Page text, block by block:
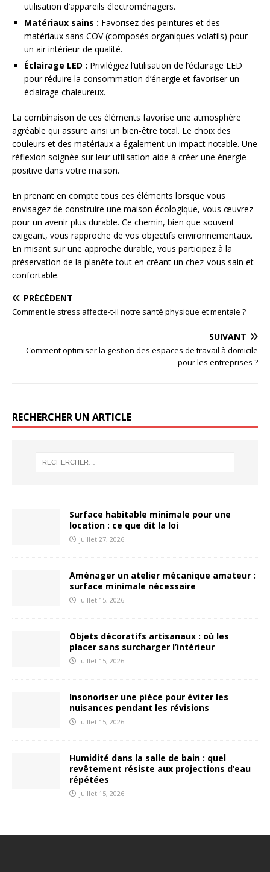
utilisation d’appareils électroménagers.
Matériaux sains : Favorisez des peintures et des
matériaux sans COV (composés organiques volatils) pour
un air intérieur de qualité.
Éclairage LED : Privilégiez l’utilisation de l’éclairage LED
pour réduire la consommation d’énergie et favoriser un
éclairage chaleureux.
La combinaison de ces éléments favorise une atmosphère
agréable qui assure ainsi un bien-être total. Le choix des
couleurs et des matériaux a également un impact notable. Une
réflexion soignée sur leur utilisation aide à créer une énergie
positive dans votre maison.
En prenant en compte tous ces éléments lorsque vous
envisagez de construire une maison écologique, vous œuvrez
pour un avenir plus durable. Ce chemin, bien que souvent
exigeant, vous rapproche de vos objectifs environnementaux.
En misant sur une approche durable, vous participez à la
préservation de la planète tout en créant un chez-vous sain et
confortable.
PRÉCÉDENT
Comment le stress affecte-t-il notre santé physique et mentale ?
SUIVANT
Comment optimiser la gestion des espaces de travail à domicile
pour les entreprises ?
RECHERCHER UN ARTICLE
Surface habitable minimale pour une
location : ce que dit la loi
juillet 27, 2026
Aménager un atelier mécanique amateur :
surface minimale nécessaire
juillet 15, 2026
Objets décoratifs artisanaux : où les
placer sans surcharger l’intérieur
juillet 15, 2026
Insonoriser une pièce pour éviter les
nuisances pendant les révisions
juillet 15, 2026
Humidité dans la salle de bain : quel
revêtement résiste aux projections d’eau
répétées
juillet 15, 2026